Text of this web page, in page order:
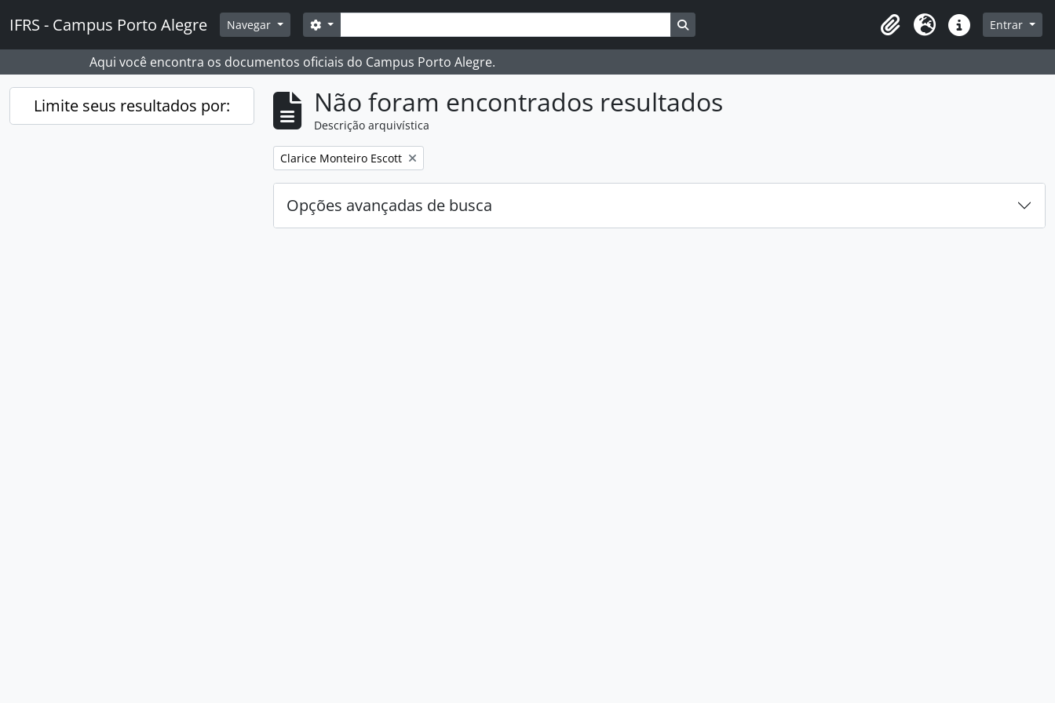
IFRS - Campus Porto Alegre Navegar Buscar
Opções de busca Busque na página de navegação
Idioma Atalhos Entrar
Aqui você encontra os documentos oficiais do Campus Porto Alegre.
Limite seus resultados por: Não foram encontrados resultados
Descrição arquivística
Remover filtro:
Clarice Monteiro Escott
Opções avançadas de busca